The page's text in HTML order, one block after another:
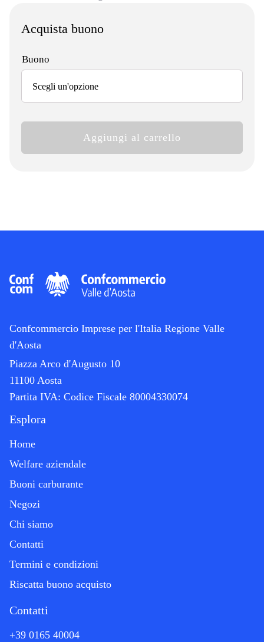
Acquista buono
Buono
quantità
Aggiungi al carrello
Confcommercio Imprese per l'Italia Regione Valle
d'Aosta
Piazza Arco d'Augusto 10
11100 Aosta
Partita IVA: Codice Fiscale 80004330074
Esplora
Home
Welfare aziendale
Buoni carburante
Negozi
Chi siamo
Contatti
Termini e condizioni
Riscatta buono acquisto
Contatti
+39 0165 40004